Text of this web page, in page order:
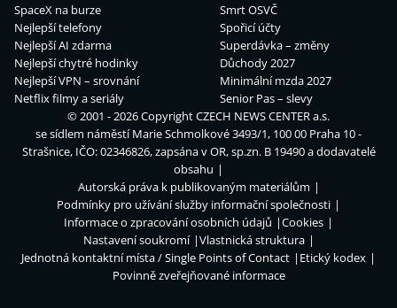
SpaceX na burze
Nejlepší telefony
Nejlepší AI zdarma
Nejlepší chytré hodinky
Nejlepší VPN – srovnání
Netflix filmy a seriály
Smrt OSVČ
Spořicí účty
Superdávka – změny
Důchody 2027
Minimální mzda 2027
Senior Pas – slevy
© 2001 - 2026 CopyrightCZECH NEWS CENTER a.s.
se sídlem náměstí Marie Schmolkové 3493/1, 100 00 Praha 10 -
Strašnice, IČO: 02346826, zapsána v OR, sp.zn. B 19490 a dodavatelé
obsahu
Autorská práva k publikovaným materiálům
Podmínky pro užívání služby informační společnosti
Informace o zpracování osobních údajů
Cookies
Nastavení soukromí
Vlastnická struktura
Jednotná kontaktní místa / Single Points of Contact
Etický kodex
Povinně zveřejňované informace